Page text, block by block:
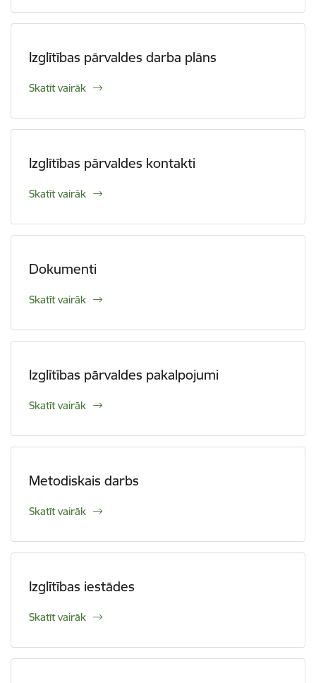
Izglītības pārvaldes darba plāns
Skatīt vairāk
Izglītības pārvaldes kontakti
Skatīt vairāk
Dokumenti
Skatīt vairāk
Izglītības pārvaldes pakalpojumi
Skatīt vairāk
Metodiskais darbs
Skatīt vairāk
Izglītības iestādes
Skatīt vairāk